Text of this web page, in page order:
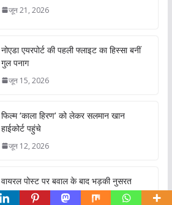
जून 21, 2026
नोएडा एयरपोर्ट की पहली फ्लाइट का हिस्सा बनीं
गुल पनाग
जून 15, 2026
फिल्म ‘काला हिरण’ को लेकर सलमान खान
हाईकोर्ट पहुंचे
जून 12, 2026
वायरल पोस्ट पर बवाल के बाद भड़की नुसरत
भरूचा